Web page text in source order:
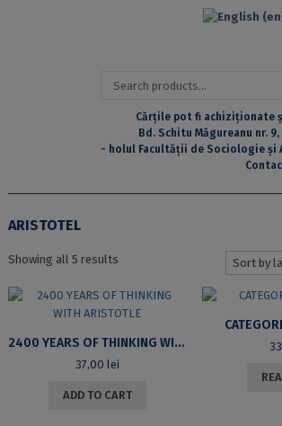
Search
Cărțile pot fi achiziționate
Bd. Schitu Măgureanu nr.
- holul Facultății de Sociologie și
ARISTOTEL
Showing all 5 resultsSorted
latest
2400 YEARS OF THINKING WITH ARISTOTLE
37,00 lei
ADD TO CART